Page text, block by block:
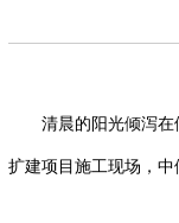
清晨的阳光倾泻
扩建项目施工现场，中